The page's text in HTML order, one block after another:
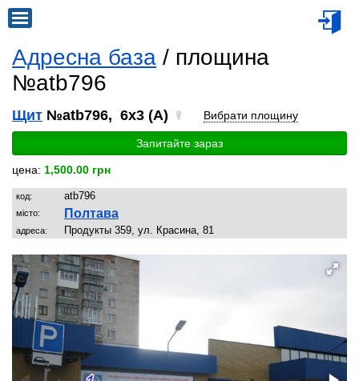
Адресна база / площина
№atb796
Щит №atb796, 6x3 (A) Вибрати площину
Запитайте зараз
цена: 1,500.00 грн
код: atb796
місто: Полтава
адреса: Продукты 359, ул. Красина, 81